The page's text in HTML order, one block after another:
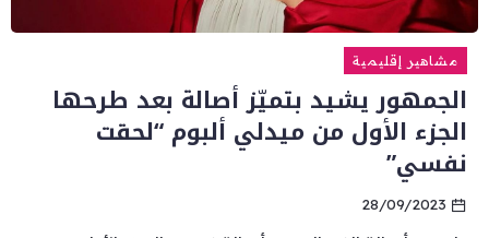
مشاهير إقليمية
الجمهور يشيد بتميّز أصالة بعد طرحها
الجزء الأول من ميدلي ألبوم “لحقت
نفسي”
28/09/2023